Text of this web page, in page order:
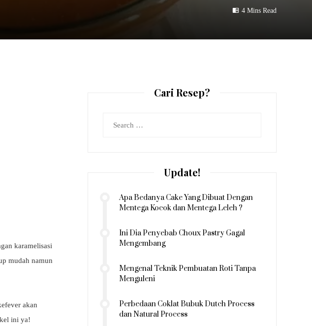
4 Mins Read
karamelisasi
mudah namun
akan
ini ya!
Cari Resep?
Update!
Apa Bedanya Cake Yang Dibuat Dengan
Mentega Kocok dan Mentega Leleh ?
Ini Dia Penyebab Choux Pastry Gagal
Mengembang
Mengenal Teknik Pembuatan Roti Tanpa
Menguleni
Perbedaan Coklat Bubuk Dutch Process
dan Natural Process